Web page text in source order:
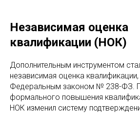
Независимая оценка
квалификации (НОК)
Дополнительным инструментом
независимая оценка
Федеральным законом № 238-ФЗ.
формального повышения
НОК изменил систему